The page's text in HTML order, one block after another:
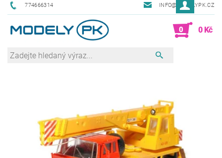
774666314 INFO@MODELYPK.CZ
0 0 Kč